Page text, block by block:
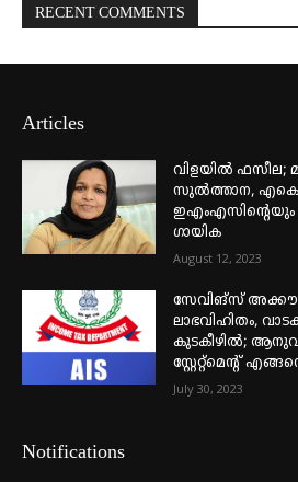
RECENT COMMENTS
Articles
വിളയിൽ ഫസീല;
സുൽത്താന,
ഇഎംഎസിന്റെയും
ഗായിക
August 12, 2023
സേവിങ്സ്
ലാഭവിഹിതം,
കുടകീഴിൽ;
സ്റ്റേറ്റ്മെന്റ്
July 30, 2023
Notifications